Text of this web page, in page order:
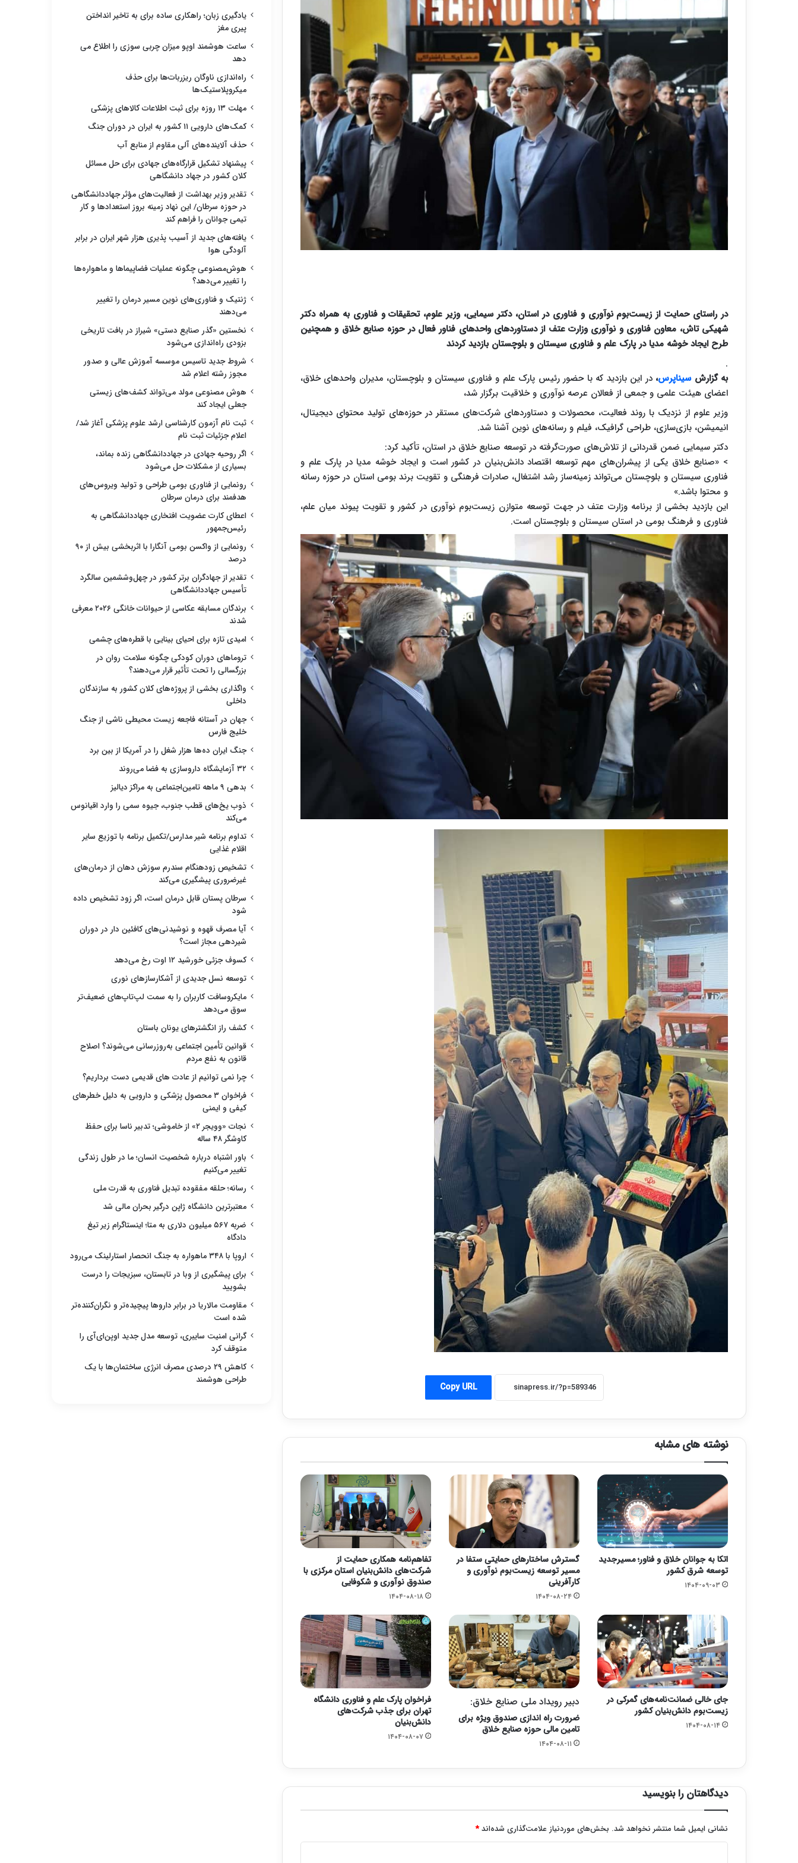
در راستای حمایت از زیست‌بوم نوآوری و فناوری در استان، دکتر سیمایی، وزیر علوم، تحقیقات و فناوری به همراه دکتر
شهیکی تاش، معاون فناوری و نوآوری وزارت عتف از دستاوردهای واحدهای فناور فعال در حوزه صنایع خلاق و همچنین
طرح ایجاد خوشه مدیا در پارک علم و فناوری سیستان و بلوچستان بازدید کردند
.
به گزارشسیناپرس،در این بازدید که با حضور رئیس پارک علم و فناوری سیستان و بلوچستان، مدیران واحدهای خلاق،
اعضای هیئت علمی و جمعی از فعالان عرصه نوآوری و خلاقیت برگزار شد،
وزیر علوم از نزدیک با روند فعالیت، محصولات و دستاوردهای شرکت‌های مستقر در حوزه‌های تولید محتوای دیجیتال،
انیمیشن، بازی‌سازی، طراحی گرافیک، فیلم و رسانه‌های نوین آشنا شد.
دکتر سیمایی ضمن قدردانی از تلاش‌های صورت‌گرفته در توسعه صنایع خلاق در استان، تأکید کرد:
> «صنایع خلاق یکی از پیشران‌های مهم توسعه اقتصاد دانش‌بنیان در کشور است و ایجاد خوشه مدیا در پارک علم و
فناوری سیستان و بلوچستان می‌تواند زمینه‌ساز رشد اشتغال، صادرات فرهنگی و تقویت برند بومی استان در حوزه رسانه
و محتوا باشد.»
این بازدید بخشی از برنامه وزارت عتف در جهت توسعه متوازن زیست‌بوم نوآوری در کشور و تقویت پیوند میان علم،
فناوری و فرهنگ بومی در استان سیستان و بلوچستان است.
Copy URL
نوشته های مشابه
اتکا به جوانان خلاق و فناور؛ مسیرجدید
توسعه شرق کشور
۱۴۰۴-۰۹-۰۳
گسترش ساختارهای حمایتی ستفا در
مسیر توسعه زیست‌بوم نوآوری و
کارآفرینی
۱۴۰۴-۰۸-۲۴
تفاهم‌نامه همکاری حمایت از
شرکت‌های دانش‌بنیان استان مرکزی با
صندوق نوآوری و شکوفایی
۱۴۰۴-۰۸-۱۸
جای خالی ضمانت‌نامه‌های گمرکی در
زیست‌بوم دانش‌بنیان کشور
۱۴۰۴-۰۸-۱۴
دبیر رویداد ملی صنایع خلاق:
ضرورت راه اندازی صندوق ویژه برای
تامین مالی حوزه صنایع خلاق
۱۴۰۴-۰۸-۱۱
فراخوان پارک علم و فناوری دانشگاه
تهران برای جذب شرکت‌های
دانش‌بنیان
۱۴۰۴-۰۸-۰۷
دیدگاهتان را بنویسید
نشانی ایمیل شما منتشر نخواهد شد. بخش‌های موردنیاز علامت‌گذاری شده‌اند*
یادگیری زبان؛ راهکاری ساده برای به تاخیر انداختن
پیری مغز
ساعت هوشمند اوپو میزان چربی سوزی را اطلاع می
دهد
راه‌اندازی ناوگان ریزربات‌ها برای حذف
میکروپلاستیک‌ها
مهلت ۱۳ روزه برای ثبت اطلاعات کالاهای پزشکی
کمک‌های دارویی ۱۱ کشور به ایران در دوران جنگ
حذف آلاینده‌های آلی مقاوم از منابع آب
پیشنهاد تشکیل قرارگاه‌های جهادی برای حل مسائل
کلان کشور در جهاد دانشگاهی
تقدیر وزیر بهداشت از فعالیت‌های مؤثر جهاددانشگاهی
در حوزه سرطان/ این نهاد زمینه بروز استعدادها و کار
تیمی جوانان را فراهم کند
یافته‌های جدید از آسیب پذیری هزار شهر ایران در برابر
آلودگی هوا
هوش‌مصنوعی چگونه عملیات فضاپیماها و ماهواره‌ها
را تغییر می‌دهد؟
ژنتیک و فناوری‌های نوین مسیر درمان را تغییر
می‌دهند
نخستین «گذر صنایع دستی» شیراز در بافت تاریخی
بزودی راه‌اندازی می‌شود
شروط جدید تاسیس موسسه آموزش عالی و صدور
مجوز رشته اعلام شد
هوش مصنوعی مولد می‌تواند کشف‌های زیستی
جعلی ایجاد کند
ثبت نام آزمون کارشناسی ارشد علوم پزشکی آغاز شد/
اعلام جزئیات ثبت نام
اگر روحیه جهادی در جهاددانشگاهی زنده بماند،
بسیاری از مشکلات حل می‌شود
رونمایی از فناوری بومی طراحی و تولید ویروس‌های
هدفمند برای درمان سرطان
اعطای کارت عضویت افتخاری جهاددانشگاهی به
رئیس‌جمهور
رونمایی از واکسن بومی آنگارا با اثربخشی بیش از ۹۰
درصد
تقدیر از جهادگران برتر کشور در چهل‌وششمین سالگرد
تأسیس جهاددانشگاهی
برندگان مسابقه عکاسی از حیوانات خانگی ۲۰۲۶ معرفی
شدند
امیدی تازه برای احیای بینایی با قطره‌های چشمی
تروماهای دوران کودکی چگونه سلامت روان در
بزرگسالی را تحت تأثیر قرار می‌دهند؟
واگذاری بخشی از پروژه‌های کلان کشور به سازندگان
داخلی
جهان در آستانه فاجعه زیست محیطی ناشی از جنگ
خلیج فارس
جنگ ایران ده‌ها هزار شغل را در آمریکا از بین برد
۳۲ آزمایشگاه داروسازی به فضا می‌روند
بدهی ۹ ماهه تامین‌اجتماعی به مراکز دیالیز
ذوب یخ‌های قطب جنوب، جیوه سمی را وارد اقیانوس
می‌کند
تداوم برنامه شیر مدارس/تکمیل برنامه با توزیع سایر
اقلام غذایی
تشخیص زودهنگام سندرم سوزش دهان از درمان‌های
غیرضروری پیشگیری می‌کند
سرطان پستان قابل درمان است، اگر زود تشخیص داده
شود
آیا مصرف قهوه و نوشیدنی‌های کافئین دار در دوران
شیردهی مجاز است؟
کسوف جزئی خورشید ۱۲ اوت رخ می‌دهد
توسعه نسل جدیدی از آشکارسازهای نوری
مایکروسافت کاربران را به سمت لپ‌تاپ‌های ضعیف‌تر
سوق می‌دهد
کشف راز انگشترهای یونان باستان
قوانین تأمین اجتماعی به‌روزرسانی می‌شوند؟ اصلاح
قانون به نفع مردم
چرا نمی توانیم از عادت های قدیمی دست برداریم؟
فراخوان ۳ محصول پزشکی و دارویی به دلیل خطرهای
کیفی و ایمنی
نجات «وویجر ۲» از خاموشی؛ تدبیر ناسا برای حفظ
کاوشگر ۴۸ ساله
باور اشتباه درباره شخصیت انسان؛ ما در طول زندگی
تغییر می‌کنیم
رسانه؛ حلقه مفقوده تبدیل فناوری به قدرت ملی
معتبرترین دانشگاه ژاپن درگیر بحران مالی شد
ضربه ۵۶۷ میلیون دلاری به متا؛ اینستاگرام زیر تیغ
دادگاه
اروپا با ۳۴۸ ماهواره به جنگ انحصار استارلینک می‌رود
برای پیشگیری از وبا در تابستان، سبزیجات را درست
بشویید
مقاومت مالاریا در برابر داروها پیچیده‌تر و نگران‌کننده‌تر
شده است
گرانی امنیت سایبری، توسعه مدل جدید اوپن‌ای‌آی را
متوقف کرد
کاهش ۲۹ درصدی مصرف انرژی ساختمان‌ها با یک
طراحی هوشمند